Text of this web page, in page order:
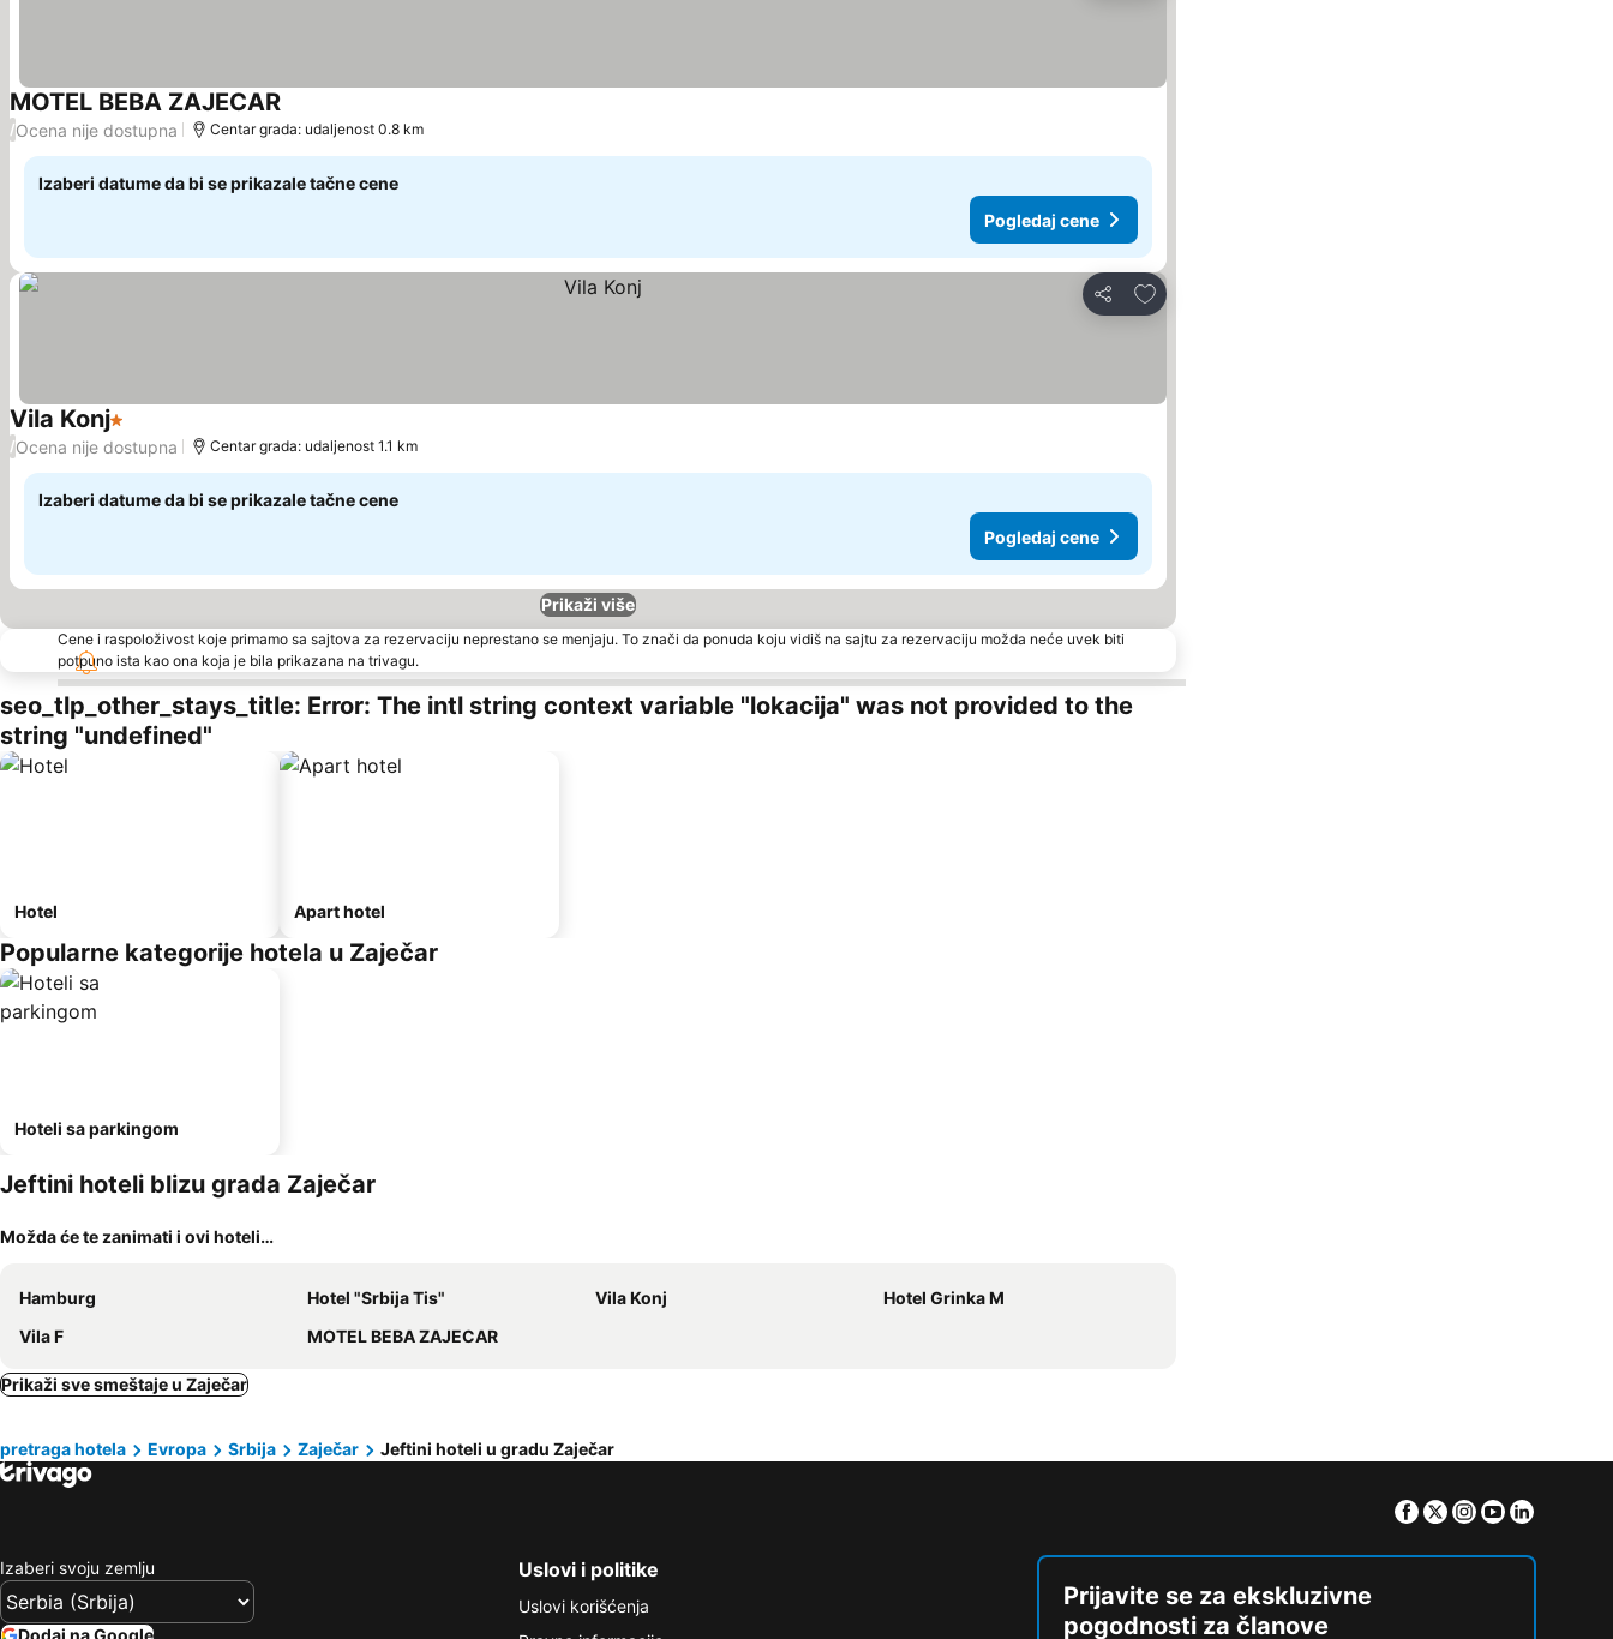
MOTEL BEBA ZAJECARPogledaj cene
/Ocena nije dostupna Centar grada: udaljenost 0.8 km
Izaberi datume da bi se prikazale tačne cene
Pogledaj cene
Deli
Dodati u favorite
Vila Konj1 Zvezdice
Pogledaj cene
/Ocena nije dostupna Centar grada: udaljenost 1.1 km
Izaberi datume da bi se prikazale tačne cene
Pogledaj cene
Prikaži više
Cene i raspoloživost koje primamo sa sajtova za rezervaciju neprestano se menjaju. To znači da ponuda koju vidiš na sajtu za rezervaciju možda neće uvek biti
potpuno ista kao ona koja je bila prikazana na trivagu.
seo_tlp_other_stays_title: Error: The intl string context variable "lokacija" was not provided to the
string "undefined"
Hotel Apart hotel
Popularne kategorije hotela u Zaječar
Hoteli sa parkingom
Jeftini hoteli blizu grada Zaječar
Možda će te zanimati i ovi hoteli…
Hamburg Hotel "Srbija Tis" Vila Konj
Hotel Grinka M
Vila F
MOTEL BEBA ZAJECAR
Prikaži sve smeštaje u Zaječar
pretraga hotela Evropa Srbija Zaječar Jeftini hoteli u gradu Zaječar
Facebook
TwitterInstagram
Youtube
Izaberi svoju zemlju
Dodaj na Google
Uslovi i politike
Uslovi korišćenja
Prijavite se za ekskluzivne
pogodnosti za članove